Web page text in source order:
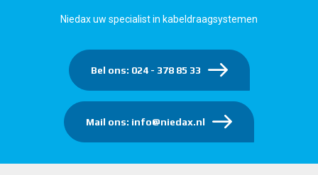
Niedax uw specialist in kabeldraagsystemen
Bel ons: 024 - 378 85 33
Mail ons: info@niedax.nl